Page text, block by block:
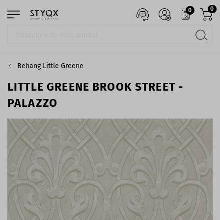
0 0
Behang Little Greene
LITTLE GREENE BROOK STREET -
PALAZZO